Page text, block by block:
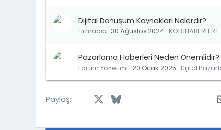
Dijital Dönüşüm Kaynakları Nelerdir?
Firmadio 30 Ağustos 2024 KOBİ HABERLERİ
Pazarlama Haberleri Neden Önemlidir?
Forum Yönetimi 20 Ocak 2025 Dijital
Paylaş: FacebookBluesky